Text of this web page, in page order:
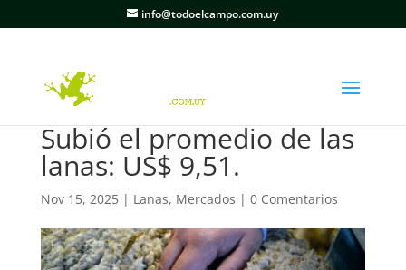
info@todoelcampo.com.uy
Subió el promedio de las
lanas: US$ 9,51.
Nov 15, 2025| Lanas, Mercados | 0 Comentarios